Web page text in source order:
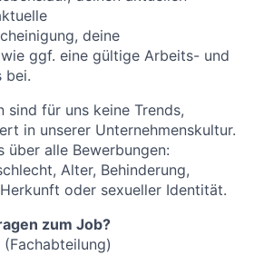
deine
ggf. eine gültige Arbeits- und
bei.
sind für uns keine Trends,
in unserer Unternehmenskultur.
über alle Bewerbungen:
Alter, Behinderung,
oder sexueller Identität.
zum Job?